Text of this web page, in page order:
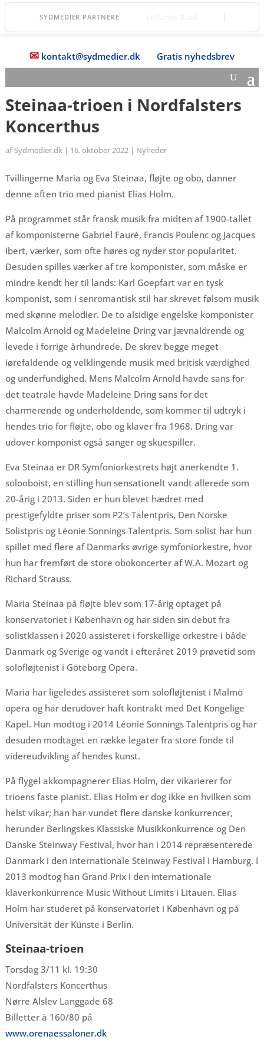
SYDMEDIER PARTNERE
✉ kontakt@sydmedier.dk Gratis nyhedsbrev
Steinaa-trioen i Nordfalsters
Koncerthus
af Sydmedier.dk| 16. oktober 2022| Nyheder
Tvillingerne Maria og Eva Steinaa, fløjte og obo, danner
denne aften trio med pianist Elias Holm.
På programmet står fransk musik fra midten af 1900-tallet
af komponisterne Gabriel Fauré, Francis Poulenc og Jacques
Ibert, værker, som ofte høres og nyder stor popularitet.
Desuden spilles værker af tre komponister, som måske er
mindre kendt her til lands: Karl Goepfart var en tysk
komponist, som i senromantisk stil har skrevet følsom musik
med skønne melodier. De to alsidige engelske komponister
Malcolm Arnold og Madeleine Dring var jævnaldrende og
levede i forrige århundrede. De skrev begge meget
iørefaldende og velklingende musik med britisk værdighed
og underfundighed. Mens Malcolm Arnold havde sans for
det teatrale havde Madeleine Dring sans for det
charmerende og underholdende, som kommer til udtryk i
hendes trio for fløjte, obo og klaver fra 1968. Dring var
udover komponist også sanger og skuespiller.
Eva Steinaa er DR Symfoniorkestrets højt anerkendte 1.
solooboist, en stilling hun sensationelt vandt allerede som
20-årig i 2013. Siden er hun blevet hædret med
prestigefyldte priser som P2’s Talentpris, Den Norske
Solistpris og Léonie Sonnings Talentpris. Som solist har hun
spillet med flere af Danmarks øvrige symfoniorkestre, hvor
hun har fremført de store obokoncerter af W.A. Mozart og
Richard Strauss.
Maria Steinaa på fløjte blev som 17-årig optaget på
konservatoriet i København og har siden sin debut fra
solistklassen i 2020 assisteret i forskellige orkestre i både
Danmark og Sverige og vandt i efteråret 2019 prøvetid som
solofløjtenist i Göteborg Opera.
Maria har ligeledes assisteret som solofløjtenist i Malmö
opera og har derudover haft kontrakt med Det Kongelige
Kapel. Hun modtog i 2014 Léonie Sonnings Talentpris og har
desuden modtaget en række legater fra store fonde til
videreudvikling af hendes kunst.
På flygel akkompagnerer Elias Holm, der vikarierer for
trioens faste pianist. Elias Holm er dog ikke en hvilken som
helst vikar; han har vundet flere danske konkurrencer,
herunder Berlingskes Klassiske Musikkonkurrence og Den
Danske Steinway Festival, hvor han i 2014 repræsenterede
Danmark i den internationale Steinway Festival i Hamburg. I
2013 modtog han Grand Prix i den internationale
klaverkonkurrence Music Without Limits i Litauen. Elias
Holm har studeret på konservatoriet i København og på
Universität der Künste i Berlin.
Steinaa-trioen
Torsdag 3/11 kl. 19:30
Nordfalsters Koncerthus
Nørre Alslev Langgade 68
Billetter à 160/80 på
www.orenaessaloner.dk